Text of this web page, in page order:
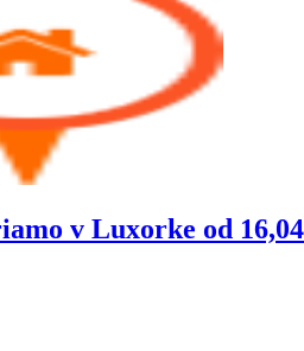
v Luxorke od